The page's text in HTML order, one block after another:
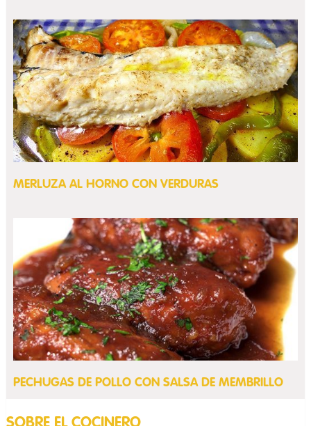
MERLUZA AL HORNO CON VERDURAS
PECHUGAS DE POLLO CON SALSA DE MEMBRILLO